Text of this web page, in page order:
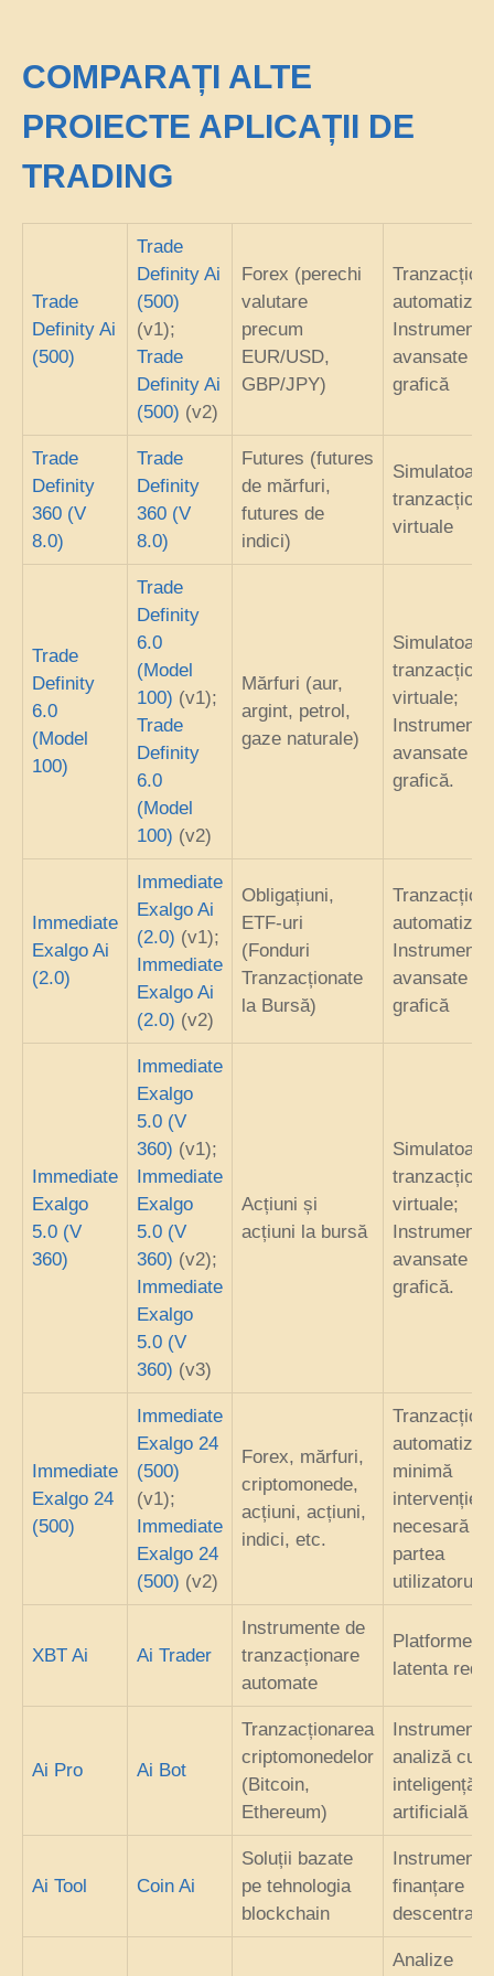
COMPARAȚI ALTE
PROIECTE APLICAȚII DE
TRADING
Trade
Definity Ai
(500)
Trade
Definity Ai
(500)
(v1);
Trade
Definity Ai
(500) (v2)
Forex (perechi
valutare
precum
EUR/USD,
GBP/JPY)
Instrumente
avansate de
grafică
Trade
Definity
360 (V
8.0)
Trade
Definity
360 (V
8.0)
Futures (futures
de mărfuri,
futures de
indici)
virtuale
Trade
Definity
6.0
(Model
100)
Trade
Definity
6.0
(Model
100) (v1);
Trade
Definity
6.0
(Model
100) (v2)
Mărfuri (aur,
argint, petrol,
gaze naturale)
virtuale;
Instrumente
avansate de
grafică.
Immediate
Exalgo Ai
(2.0)
Immediate
Exalgo Ai
(2.0) (v1);
Immediate
Exalgo Ai
(2.0) (v2)
Obligațiuni,
ETF-uri
(Fonduri
Tranzacționate
la Bursă)
Instrumente
avansate de
grafică
Immediate
Exalgo
5.0 (V
360)
Immediate
Exalgo
5.0 (V
360) (v1);
Immediate
Exalgo
5.0 (V
360) (v2);
Immediate
Exalgo
5.0 (V
360) (v3)
Acțiuni și
acțiuni la bursă
virtuale;
Instrumente
avansate de
grafică.
Immediate
Exalgo 24
(500)
Immediate
Exalgo 24
(500)
(v1);
Immediate
Exalgo 24
(500) (v2)
Forex, mărfuri,
criptomonede,
acțiuni, acțiuni,
indici, etc.
minimă
intervenție
necesară
partea
XBT Ai Ai Trader
Instrumente de
tranzacționare
automate
Platforme
latenta
Ai Pro Ai Bot
Tranzacționarea
criptomonedelor
(Bitcoin,
Ethereum)
analiză cu
inteligență
artificială
Ai Tool Coin Ai
Soluții bazate
pe tehnologia
blockchain
finanțare
Analize